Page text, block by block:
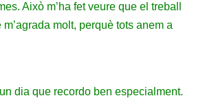
Això m’ha fet veure que el treball
molt, perquè tots anem a
dia que recordo ben especialment.